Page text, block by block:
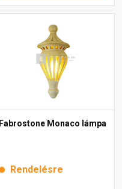
Fabrostone Monaco lámpa
Rendelésre